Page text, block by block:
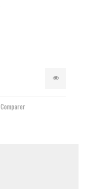
Comparer